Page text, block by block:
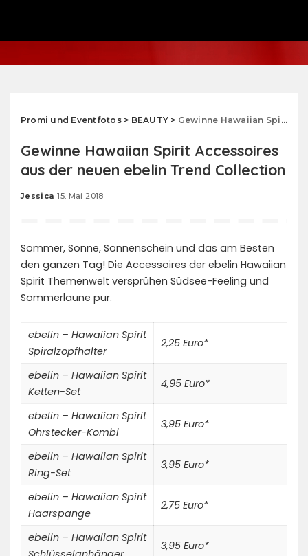
Promi und Eventfotos> BEAUTY > Gewinne Hawaiian Spirit Accessoires aus der neuen ebelin Trend Collection
Gewinne Hawaiian Spirit Accessoires
aus der neuen ebelin Trend Collection
Posted
Jessica 15. Mai 2018
Sommer, Sonne, Sonnenschein und das am Besten
den ganzen Tag! Die Accessoires der ebelin Hawaiian
Spirit Themenwelt versprühen Südsee-Feeling und
Sommerlaune pur.
ebelin – Hawaiian Spirit
Spiralzopfhalter
2,25 Euro*
ebelin – Hawaiian Spirit
Ketten-Set
4,95 Euro*
ebelin – Hawaiian Spirit
Ohrstecker-Kombi
3,95 Euro*
ebelin – Hawaiian Spirit
Ring-Set
3,95 Euro*
ebelin – Hawaiian Spirit
Haarspange
2,75 Euro*
ebelin – Hawaiian Spirit
3,95 Euro*